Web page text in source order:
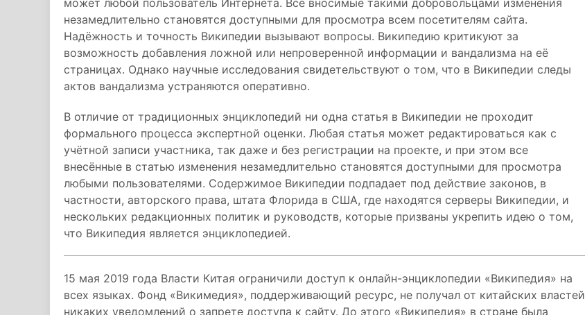
может любой пользователь Интернета. Все вносимые такими добровольцами изменения
незамедлительно становятся доступными для просмотра всем посетителям сайта.
Надёжность и точность Википедии вызывают вопросы. Википедию критикуют за
возможность добавления ложной или непроверенной информации и вандализма на её
страницах. Однако научные исследования свидетельствуют о том, что в Википедии следы
актов вандализма устраняются оперативно.
В отличие от традиционных энциклопедий ни одна статья в Википедии не проходит
формального процесса экспертной оценки. Любая статья может редактироваться как с
учётной записи участника, так даже и без регистрации на проекте, и при этом все
внесённые в статью изменения незамедлительно становятся доступными для просмотра
любыми пользователями. Содержимое Википедии подпадает под действие законов, в
частности, авторского права, штата Флорида в США, где находятся серверы Википедии, и
нескольких редакционных политик и руководств, которые призваны укрепить идею о том,
что Википедия является энциклопедией.
15 мая 2019 года Власти Китая ограничили доступ к онлайн-энциклопедии «Википедия» на
всех языках. Фонд «Викимедия», поддерживающий ресурс, не получал от китайских властей
никаких уведомлений о запрете доступа к сайту. До этого «Википедия» в стране была